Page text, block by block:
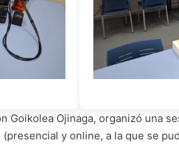
Goikolea Ojinaga, organizó una
y online, a la que se